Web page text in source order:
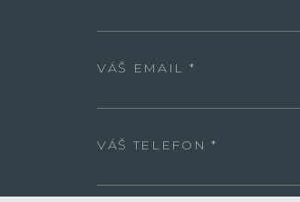
VÁŠ EMAIL
VÁŠ TELEFON